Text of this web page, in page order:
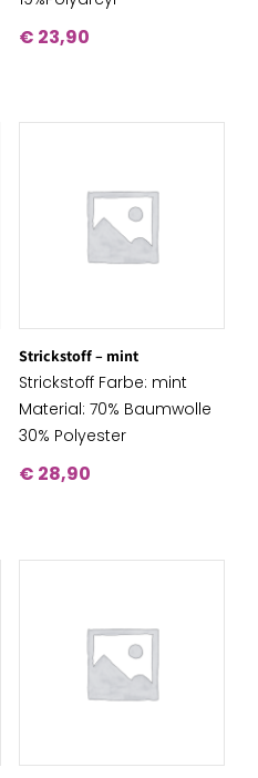
€ 23,90
Strickstoff – mint
Strickstoff Farbe: mint
Material: 70% Baumwolle
30% Polyester
€ 28,90